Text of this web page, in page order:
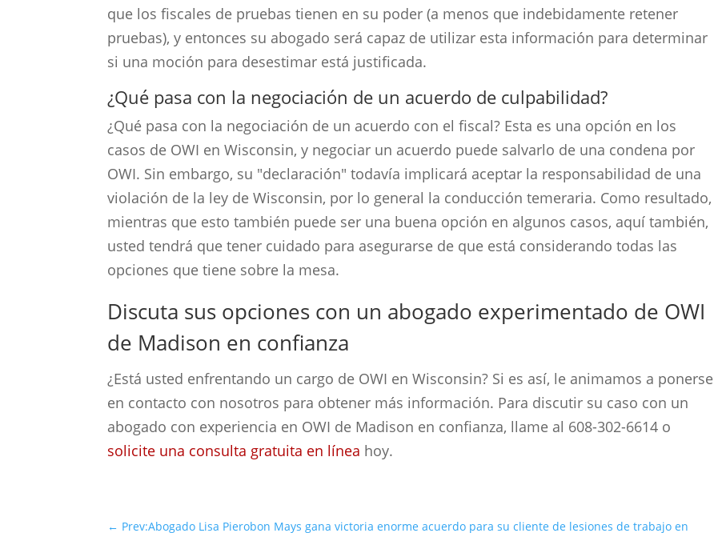
que los fiscales de pruebas tienen en su poder (a menos que indebidamente retener
pruebas), y entonces su abogado será capaz de utilizar esta información para determinar
si una moción para desestimar está justificada.
¿Qué pasa con la negociación de un acuerdo de culpabilidad?
¿Qué pasa con la negociación de un acuerdo con el fiscal? Esta es una opción en los
casos de OWI en Wisconsin, y negociar un acuerdo puede salvarlo de una condena por
OWI. Sin embargo, su "declaración" todavía implicará aceptar la responsabilidad de una
violación de la ley de Wisconsin, por lo general la conducción temeraria. Como resultado,
mientras que esto también puede ser una buena opción en algunos casos, aquí también,
usted tendrá que tener cuidado para asegurarse de que está considerando todas las
opciones que tiene sobre la mesa.
Discuta sus opciones con un abogado experimentado de OWI
de Madison en confianza
¿Está usted enfrentando un cargo de OWI en Wisconsin? Si es así, le animamos a ponerse
en contacto con nosotros para obtener más información. Para discutir su caso con un
abogado con experiencia en OWI de Madison en confianza, llame al 608-302-6614 o
solicite una consulta gratuita en línea hoy.
← Prev:Abogado Lisa Pierobon Mays gana victoria enorme acuerdo para su cliente de lesiones de trabajo en